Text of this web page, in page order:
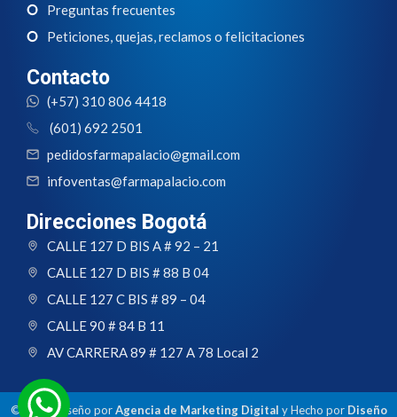
Preguntas frecuentes
Peticiones, quejas, reclamos o felicitaciones
Contacto
(+57) 310 806 4418
(601) 692 2501
pedidosfarmapalacio@gmail.com
infoventas@farmapalacio.com
Direcciones Bogotá
CALLE 127 D BIS A # 92 – 21
CALLE 127 D BIS # 88 B 04
CALLE 127 C BIS # 89 – 04
CALLE 90 # 84 B 11
AV CARRERA 89 # 127 A 78 Local 2
© 2024 Diseño porAgencia de Marketing Digital y Hecho por Diseño